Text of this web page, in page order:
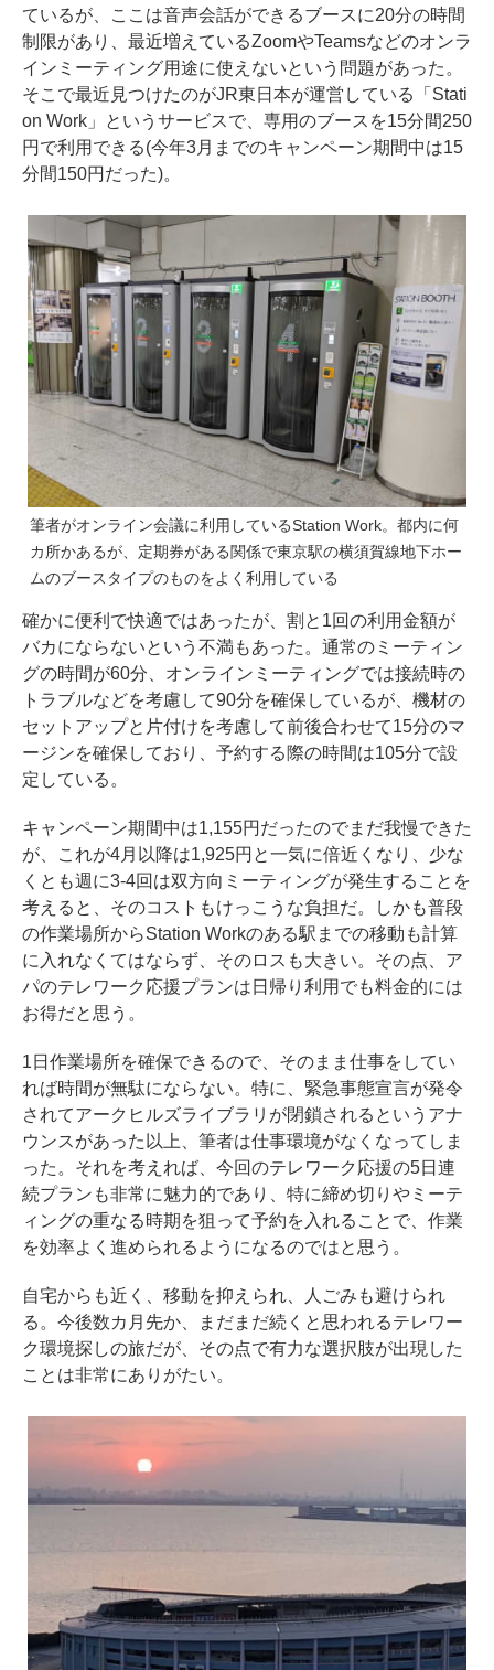
ているが、ここは音声会話ができるブースに20分の時間
制限があり、最近増えているZoomやTeamsなどのオンラ
インミーティング用途に使えないという問題があった。
そこで最近見つけたのがJR東日本が運営している「 Stati
on Work」というサービスで、専用のブースを15分間250
円で利用できる(今年3月までのキャンペーン期間中は15
分間150円だった)。
筆者がオンライン会議に利用しているStation Work。都内に何
カ所かあるが、定期券がある関係で東京駅の横須賀線地下ホー
ムのブースタイプのものをよく利用している
確かに便利で快適ではあったが、割と1回の利用金額が
バカにならないという不満もあった。通常のミーティン
グの時間が60分、オンラインミーティングでは接続時の
トラブルなどを考慮して90分を確保しているが、機材の
セットアップと片付けを考慮して前後合わせて15分のマ
ージンを確保しており、予約する際の時間は105分で設
定している。
キャンペーン期間中は1,155円だったのでまだ我慢できた
が、これが4月以降は1,925円と一気に倍近くなり、少な
くとも週に3-4回は双方向ミーティングが発生することを
考えると、そのコストもけっこうな負担だ。しかも普段
の作業場所からStation Workのある駅までの移動も計算
に入れなくてはならず、そのロスも大きい。その点、ア
パのテレワーク応援プランは日帰り利用でも料金的には
お得だと思う。
1日作業場所を確保できるので、そのまま仕事をしてい
れば時間が無駄にならない。特に、緊急事態宣言が発令
されてアークヒルズライブラリが閉鎖されるというアナ
ウンスがあった以上、筆者は仕事環境がなくなってしま
った。それを考えれば、今回のテレワーク応援の5日連
続プランも非常に魅力的であり、特に締め切りやミーテ
ィングの重なる時期を狙って予約を入れることで、作業
を効率よく進められるようになるのではと思う。
自宅からも近く、移動を抑えられ、人ごみも避けられ
る。今後数カ月先か、まだまだ続くと思われるテレワー
ク環境探しの旅だが、その点で有力な選択肢が出現した
ことは非常にありがたい。